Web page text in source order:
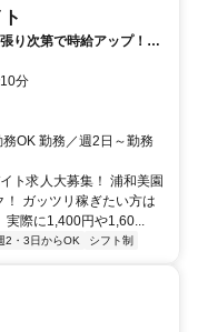
り次第で時給アップ！未
分
OK 勤務／週2日～勤務
ト求人大募集！ 浦和美園
ガッツリ稼ぎたい方は
際に1,400円や1,60...
2・3日からOK シフト制